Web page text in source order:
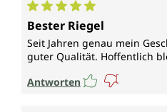
Durchschnittliche
Bester Riegel
Seit Jahren genau mein
guter Qualität. Hoffentlich
Antworten